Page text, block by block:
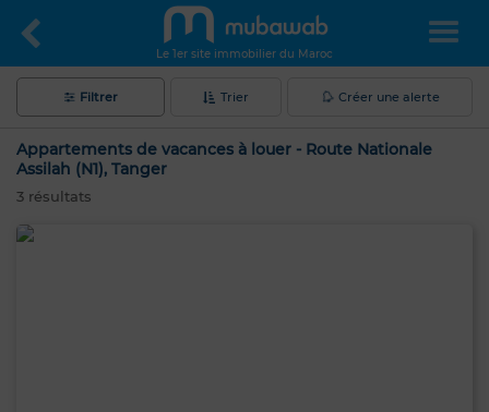
Le 1er site immobilier du Maroc
Filtrer Trier Créer une alerte
Appartements de vacances à louer - Route Nationale
Assilah (N1), Tanger
3 résultats